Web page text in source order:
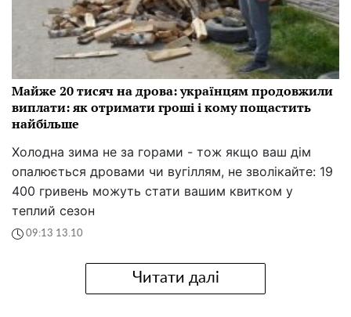
Майже 20 тисяч на дрова: українцям продовжили
виплати: як отримати гроші і кому пощастить
найбільше
Холодна зима не за горами - тож якщо ваш дім
опалюється дровами чи вугіллям, не зволікайте: 19
400 гривень можуть стати вашим квитком у
теплий сезон
09:13 13.10
Читати далі